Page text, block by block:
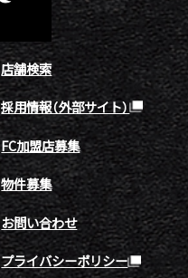
店舗検索
採用情報（外部サイト）
FC加盟店募集
物件募集
お問い合わせ
プライバシーポリシー